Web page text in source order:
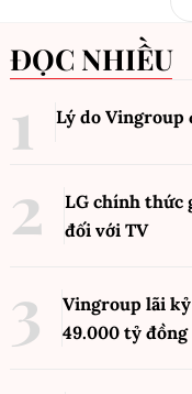
ĐỌC NHIỀU
Lý do Vingroup
LG chính thức
đối với TV
Vingroup lãi
49.000 tỷ đồng